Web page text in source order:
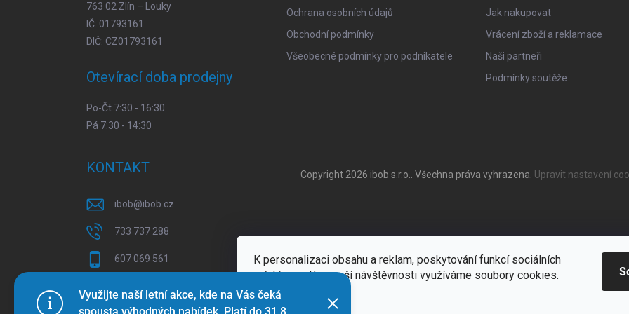
K personalizaci obsahu a reklam, poskytování funkcí sociálních
médií a analýze naší návštěvnosti využíváme soubory cookies.
Více informací
Využijte naší letní akce, kde na Vás čeká
763 02 Zlín – Louky
IČ: 01793161
DIČ: CZ01793161
Otevírací doba prodejny
Po-Čt 7:30 - 16:30
Pá 7:30 - 14:30
Ochrana osobních údajů
Obchodní podmínky
Všeobecné podmínky pro podnikatele
Jak nakupovat
Vrácení zboží a reklamace
Naši partneři
Podmínky soutěže
KONTAKT
ibob@ibob.cz
733 737 288
607 069 561
Copyright 2026 ibob s.r.o. . Všechna práva vyhrazena. Upravit nastavení